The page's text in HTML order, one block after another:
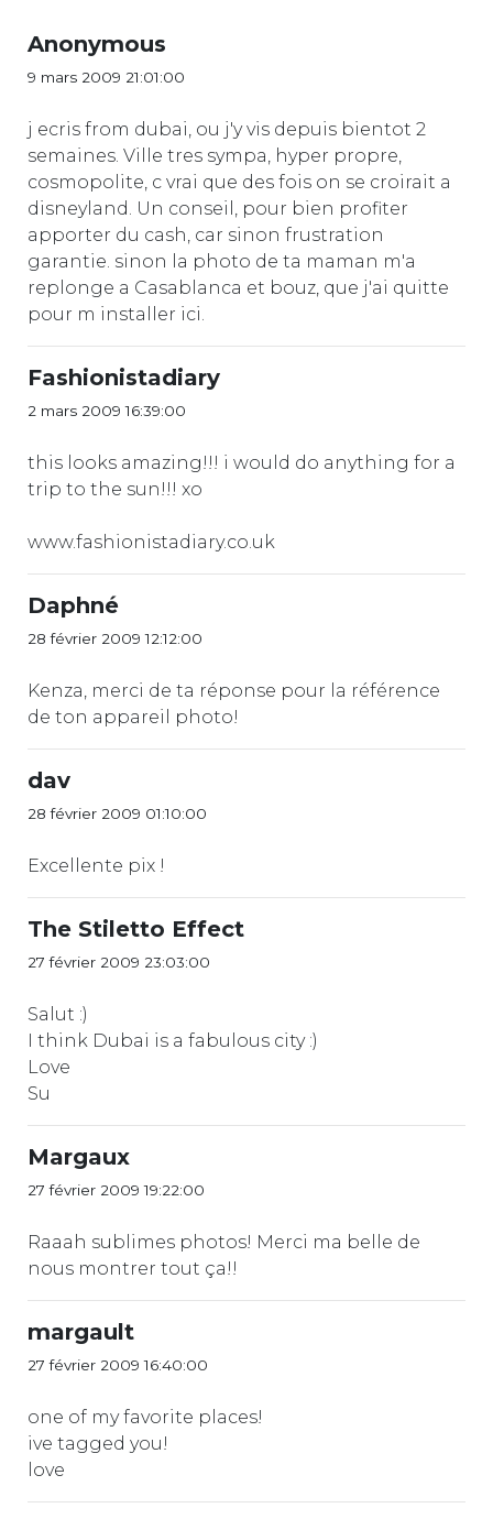
Anonymous
9 mars 2009 21:01:00
j ecris from dubai, ou j'y vis depuis bientot 2
semaines. Ville tres sympa, hyper propre,
cosmopolite, c vrai que des fois on se croirait a
disneyland. Un conseil, pour bien profiter
apporter du cash, car sinon frustration
garantie. sinon la photo de ta maman m'a
replonge a Casablanca et bouz, que j'ai quitte
pour m installer ici.
Fashionistadiary
2 mars 2009 16:39:00
this looks amazing!!! i would do anything for a
trip to the sun!!! xo
www.fashionistadiary.co.uk
Daphné
28 février 2009 12:12:00
Kenza, merci de ta réponse pour la référence
de ton appareil photo!
dav
28 février 2009 01:10:00
Excellente pix !
The Stiletto Effect
27 février 2009 23:03:00
Salut :)
I think Dubai is a fabulous city :)
Love
Su
Margaux
27 février 2009 19:22:00
Raaah sublimes photos! Merci ma belle de
nous montrer tout ça!!
margault
27 février 2009 16:40:00
one of my favorite places!
ive tagged you!
love